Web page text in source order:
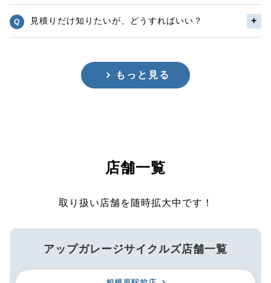
見積りだけ知りたいが、どうすればいい？
もっと見る
店舗一覧
取り扱い店舗を随時拡大中です！
アップガレージサイクルズ店舗一覧